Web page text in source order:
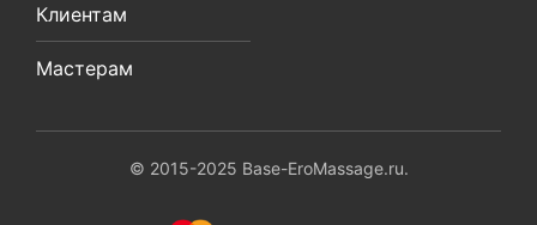
Клиентам
Мастерам
© 2015-2025 Base-EroMassage.ru.